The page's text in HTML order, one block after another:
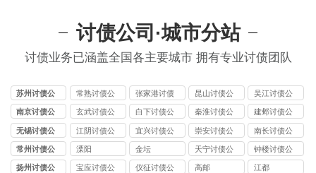
讨债公司·城市分站
讨债业务已涵盖全国各主要城市 拥有专业讨债团队
苏州讨债公
司
常熟讨债公
司
张家港讨债
公司
昆山讨债公
司
吴江讨债公
司
南京讨债公
司
玄武讨债公
司
白下讨债公
司
秦淮讨债公
司
建邺讨债公
司
无锡讨债公
司
江阴讨债公
司
宜兴讨债公
司
崇安讨债公
司
南长讨债公
司
常州讨债公
司
溧阳 金坛
天宁讨债公
司
钟楼讨债公
司
扬州讨债公
宝应讨债公
仪征讨债公
高邮 江都